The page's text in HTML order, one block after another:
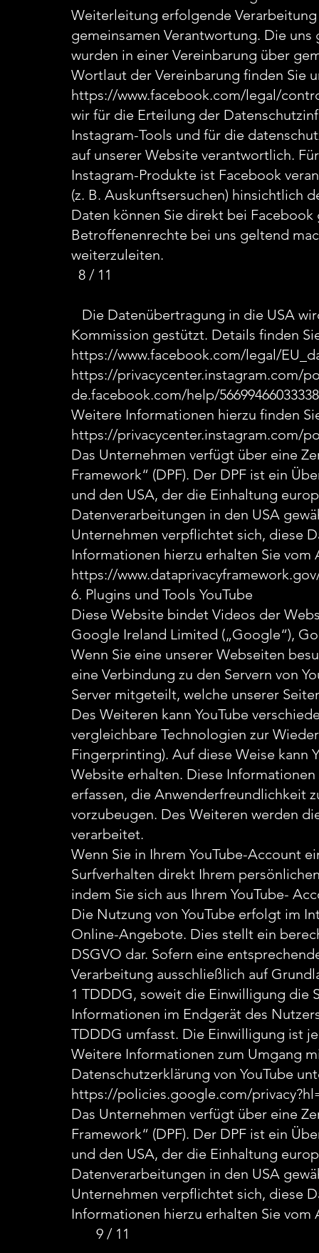
Weiterleitung erfolgende
gemeinsamen Verantwortung. Die
wurden in einer Vereinbarung über
Wortlaut der Vereinbarung finden Sie
https://www.facebook.com/legal/
wir für die Erteilung der
Instagram-Tools und für die
auf unserer Website verantwortlich.
Instagram-Produkte ist Facebook
(z. B. Auskunftsersuchen) hinsichtlich
Daten können Sie direkt bei
Betroffenenrechte bei uns geltend
weiterzuleiten.
8 / 11
Die Datenübertragung in die USA
Kommission gestützt. Details finden
https://www.facebook.com/legal/
https://privacycenter.instagram.com/
de.facebook.com/help/
Weitere Informationen hierzu finden
https://privacycenter.instagram.com/
Das Unternehmen verfügt über eine
Framework“ (DPF). Der DPF ist ein
und den USA, der die Einhaltung
Datenverarbeitungen in den USA
Unternehmen verpflichtet sich, diese
Informationen hierzu erhalten Sie
https://
6. Plugins und Tools YouTube
Diese Website bindet Videos der
Google Ireland Limited („Google“),
Wenn Sie eine unserer Webseiten
eine Verbindung zu den Servern von
Server mitgeteilt, welche unserer
Des Weiteren kann YouTube
vergleichbare Technologien zur
Fingerprinting). Auf diese Weise kann
Website erhalten. Diese
erfassen, die Anwenderfreundlichkeit
vorzubeugen. Des Weiteren werden
verarbeitet.
Wenn Sie in Ihrem YouTube-Account
Surfverhalten direkt Ihrem
indem Sie sich aus Ihrem YouTube-
Die Nutzung von YouTube erfolgt im
Online-Angebote. Dies stellt ein
DSGVO dar. Sofern eine
Verarbeitung ausschließlich auf
1 TDDDG, soweit die Einwilligung die
Informationen im Endgerät des
TDDDG umfasst. Die Einwilligung ist
Weitere Informationen zum Umgang
Datenschutzerklärung von YouTube
https://policies.google.com/
Das Unternehmen verfügt über eine
Framework“ (DPF). Der DPF ist ein
und den USA, der die Einhaltung
Datenverarbeitungen in den USA
Unternehmen verpflichtet sich, diese
Informationen hierzu erhalten Sie
9 / 11